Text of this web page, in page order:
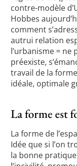
contre-modèle
Hobbes
comment
autrui relation
l’urbanisme = ne
préexiste,
travail de la
idéale, optimale
La forme est
La forme de
Idée que si l’on
la bonne